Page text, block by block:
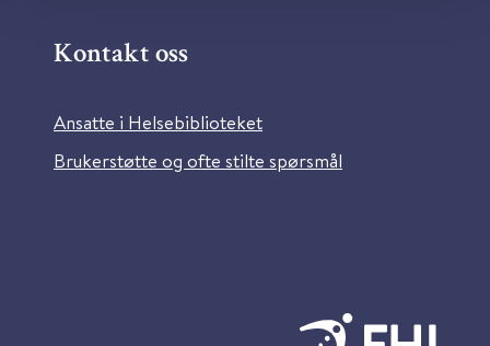
Kontakt oss
Ansatte i Helsebiblioteket
Brukerstøtte og ofte stilte spørsmål